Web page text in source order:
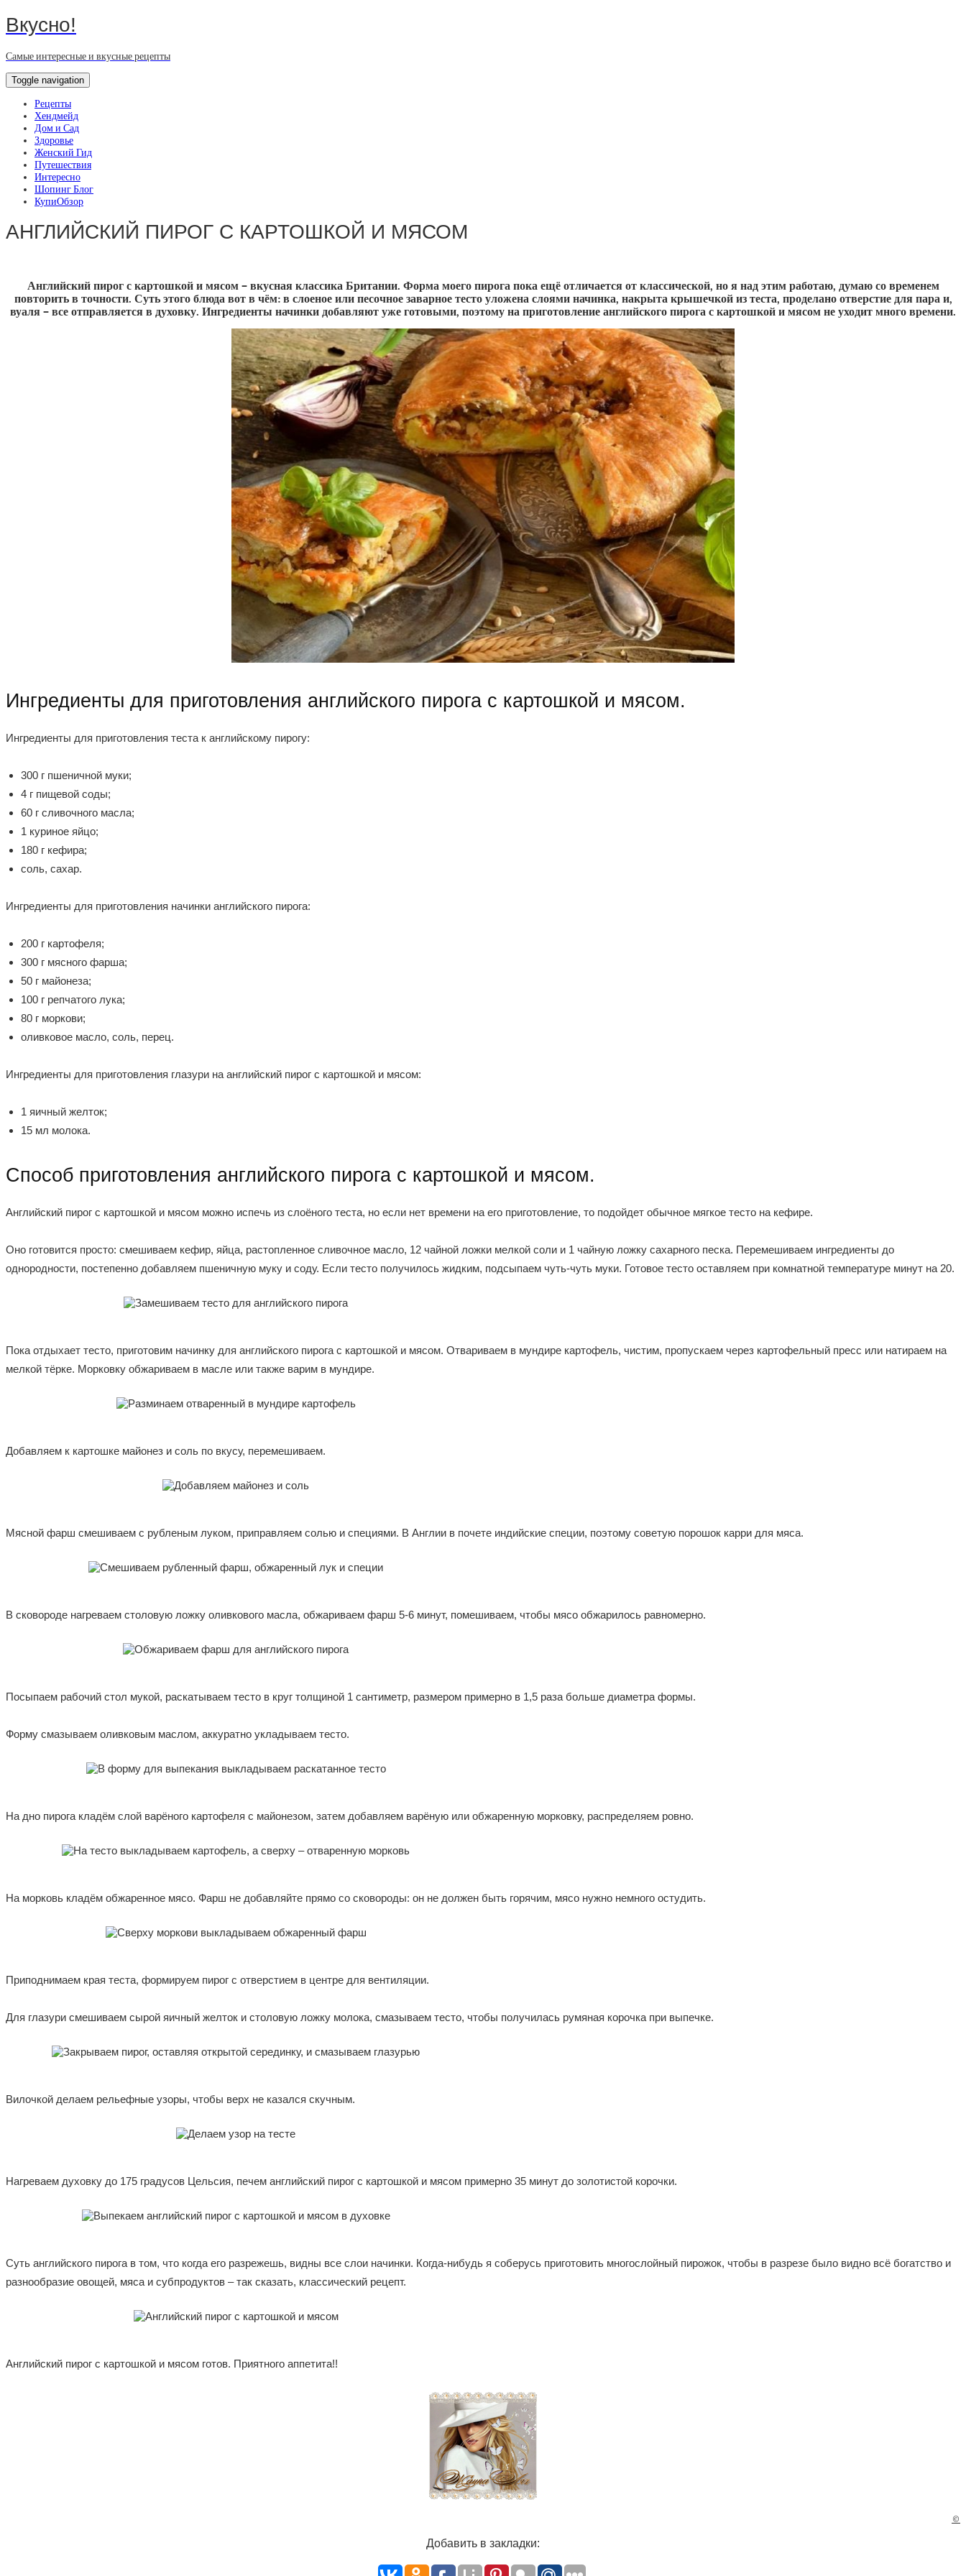
Вкусно!
Самые интересные и вкусные рецепты
Toggle navigation
Рецепты
Хендмейд
Дом и Сад
Здоровье
Женский Гид
Путешествия
Интересно
Шопинг Блог
КупиОбзор
АНГЛИЙСКИЙ ПИРОГ С КАРТОШКОЙ И МЯСОМ
Английский пирог с картошкой и мясом – вкусная классика Британии. Форма моего пирога пока ещё отличается от классической, но я над этим работаю, думаю со временем
повторить в точности. Суть этого блюда вот в чём: в слоеное или песочное заварное тесто уложена слоями начинка, накрыта крышечкой из теста, проделано отверстие для пара и,
вуаля – все отправляется в духовку. Ингредиенты начинки добавляют уже готовыми, поэтому на приготовление английского пирога с картошкой и мясом не уходит много времени.
Ингредиенты для приготовления английского пирога с картошкой и мясом.
Ингредиенты для приготовления теста к английскому пирогу:
300 г пшеничной муки;
4 г пищевой соды;
60 г сливочного масла;
1 куриное яйцо;
180 г кефира;
соль, сахар.
Ингредиенты для приготовления начинки английского пирога:
200 г картофеля;
300 г мясного фарша;
50 г майонеза;
100 г репчатого лука;
80 г моркови;
оливковое масло, соль, перец.
Ингредиенты для приготовления глазури на английский пирог с картошкой и мясом:
1 яичный желток;
15 мл молока.
Способ приготовления английского пирога с картошкой и мясом.
Английский пирог с картошкой и мясом можно испечь из слоёного теста, но если нет времени на его приготовление, то подойдет обычное мягкое тесто на кефире.
Оно готовится просто: смешиваем кефир, яйца, растопленное сливочное масло, 12 чайной ложки мелкой соли и 1 чайную ложку сахарного песка. Перемешиваем ингредиенты до
однородности, постепенно добавляем пшеничную муку и соду. Если тесто получилось жидким, подсыпаем чуть-чуть муки. Готовое тесто оставляем при комнатной температуре минут на 20.
Пока отдыхает тесто, приготовим начинку для английского пирога с картошкой и мясом. Отвариваем в мундире картофель, чистим, пропускаем через картофельный пресс или натираем на
мелкой тёрке. Морковку обжариваем в масле или также варим в мундире.
Добавляем к картошке майонез и соль по вкусу, перемешиваем.
Мясной фарш смешиваем с рубленым луком, приправляем солью и специями. В Англии в почете индийские специи, поэтому советую порошок карри для мяса.
В сковороде нагреваем столовую ложку оливкового масла, обжариваем фарш 5-6 минут, помешиваем, чтобы мясо обжарилось равномерно.
Посыпаем рабочий стол мукой, раскатываем тесто в круг толщиной 1 сантиметр, размером примерно в 1,5 раза больше диаметра формы.
Форму смазываем оливковым маслом, аккуратно укладываем тесто.
На дно пирога кладём слой варёного картофеля с майонезом, затем добавляем варёную или обжаренную морковку, распределяем ровно.
На морковь кладём обжаренное мясо. Фарш не добавляйте прямо со сковороды: он не должен быть горячим, мясо нужно немного остудить.
Приподнимаем края теста, формируем пирог с отверстием в центре для вентиляции.
Для глазури смешиваем сырой яичный желток и столовую ложку молока, смазываем тесто, чтобы получилась румяная корочка при выпечке.
Вилочкой делаем рельефные узоры, чтобы верх не казался скучным.
Нагреваем духовку до 175 градусов Цельсия, печем английский пирог с картошкой и мясом примерно 35 минут до золотистой корочки.
Суть английского пирога в том, что когда его разрежешь, видны все слои начинки. Когда-нибудь я соберусь приготовить многослойный пирожок, чтобы в разрезе было видно всё богатство и
разнообразие овощей, мяса и субпродуктов – так сказать, классический рецепт.
Английский пирог с картошкой и мясом готов. Приятного аппетита!!
©
Добавить в закладки: